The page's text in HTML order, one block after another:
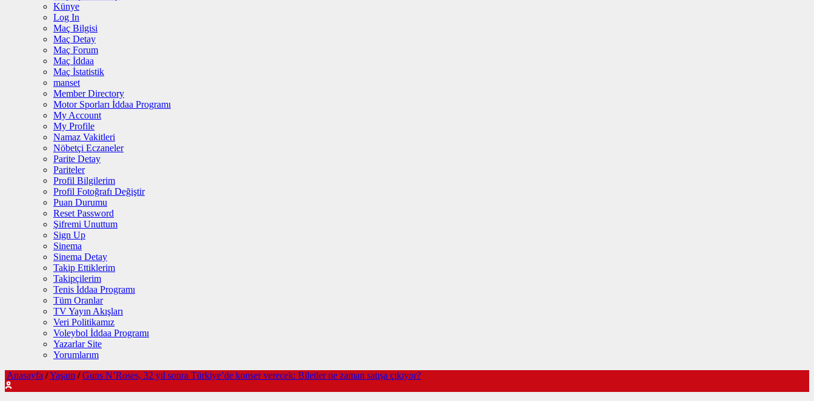
Künye
Log In
Maç Bilgisi
Maç Detay
Maç Forum
Maç İddaa
Maç İstatistik
manset
Member Directory
Motor Sporları İddaa Programı
My Account
My Profile
Namaz Vakitleri
Nöbetçi Eczaneler
Parite Detay
Pariteler
Profil Bilgilerim
Profil Fotoğrafı Değiştir
Puan Durumu
Reset Password
Şifremi Unuttum
Sign Up
Sinema
Sinema Detay
Takip Ettiklerim
Takipçilerim
Tenis İddaa Programı
Tüm Oranlar
TV Yayın Akışları
Veri Politikamız
Voleybol İddaa Programı
Yazarlar Site
Yorumlarım
Anasayfa /Yaşam / Guns N’Roses, 32 yıl sonra Türkiye’de konser verecek: Biletler ne zaman satışa çıkıyor?